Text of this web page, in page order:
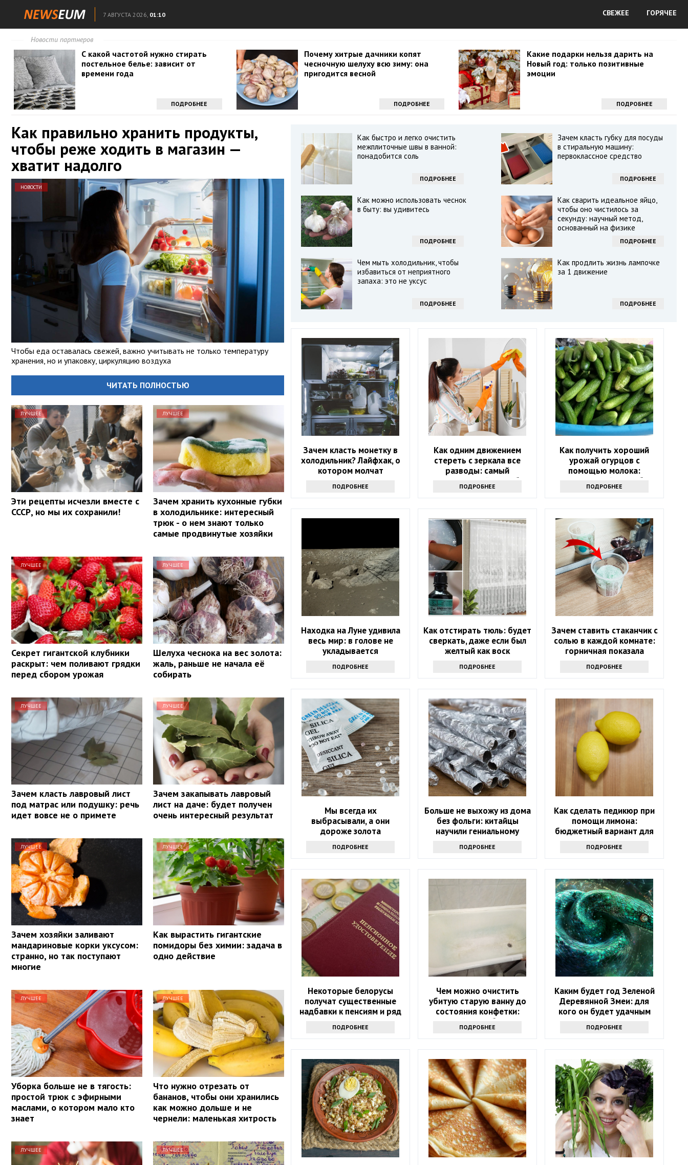
7 АВГУСТА 2026, 01:10 СВЕЖЕЕ ГОРЯЧЕЕ
Новости партнеров
С какой частотой нужно стирать
постельное белье: зависит от
времени года
ПОДРОБНЕЕ
Почему хитрые дачники копят
чесночную шелуху всю зиму: она
пригодится весной
ПОДРОБНЕЕ
Какие подарки нельзя дарить на
Новый год: только позитивные
эмоции
ПОДРОБНЕЕ
Как правильно хранить продукты,
чтобы реже ходить в магазин —
хватит надолго
НОВОСТИ
Чтобы еда оставалась свежей, важно учитывать не только температуру
хранения, но и упаковку, циркуляцию воздуха
ЧИТАТЬ ПОЛНОСТЬЮ
ЛУЧШЕЕ
Эти рецепты исчезли вместе с
СССР, но мы их сохранили!
ЛУЧШЕЕ
Зачем хранить кухонные губки
в холодильнике: интересный
трюк - о нем знают только
самые продвинутые хозяйки
ЛУЧШЕЕ
Секрет гигантской клубники
раскрыт: чем поливают грядки
перед сбором урожая
ЛУЧШЕЕ
Шелуха чеснока на вес золота:
жаль, раньше не начала её
собирать
ЛУЧШЕЕ
Зачем класть лавровый лист
под матрас или подушку: речь
идет вовсе не о примете
ЛУЧШЕЕ
Зачем закапывать лавровый
лист на даче: будет получен
очень интересный результат
ЛУЧШЕЕ
Зачем хозяйки заливают
мандариновые корки уксусом:
странно, но так поступают
многие
ЛУЧШЕЕ
Как вырастить гигантские
помидоры без химии: задача в
одно действие
ЛУЧШЕЕ
Уборка больше не в тягость:
простой трюк с эфирными
маслами, о котором мало кто
знает
ЛУЧШЕЕ
Что нужно отрезать от
бананов, чтобы они хранились
как можно дольше и не
чернели: маленькая хитрость
ЛУЧШЕЕ ЛУЧШЕЕ
Как быстро и легко очистить
межплиточные швы в ванной:
понадобится соль
ПОДРОБНЕЕ
Зачем класть губку для посуды
в стиральную машину:
первоклассное средство
ПОДРОБНЕЕ
Как можно использовать чеснок
в быту: вы удивитесь
ПОДРОБНЕЕ
Как сварить идеальное яйцо,
чтобы оно чистилось за
секунду: научный метод,
основанный на физике
ПОДРОБНЕЕ
Чем мыть холодильник, чтобы
избавиться от неприятного
запаха: это не уксус
ПОДРОБНЕЕ
Как продлить жизнь лампочке
за 1 движение
ПОДРОБНЕЕ
Зачем класть монетку в
холодильник? Лайфхак, о
котором молчат
ПОДРОБНЕЕ
Как одним движением
стереть с зеркала все
разводы: самый
эффективный способ
ПОДРОБНЕЕ
Как получить хороший
урожай огурцов с
помощью молока:
интересный способ
ПОДРОБНЕЕ
Находка на Луне удивила
весь мир: в голове не
укладывается
ПОДРОБНЕЕ
Как отстирать тюль: будет
сверкать, даже если был
желтый как воск
ПОДРОБНЕЕ
Зачем ставить стаканчик с
солью в каждой комнате:
горничная показала
ПОДРОБНЕЕ
Мы всегда их
выбрасывали, а они
дороже золота
ПОДРОБНЕЕ
Больше не выхожу из дома
без фольги: китайцы
научили гениальному
ПОДРОБНЕЕ
Как сделать педикюр при
помощи лимона:
бюджетный вариант для
ПОДРОБНЕЕ
Некоторые белорусы
получат существенные
надбавки к пенсиям и ряд
ПОДРОБНЕЕ
Чем можно очистить
убитую старую ванну до
состояния конфетки:
дешевый способ спасти
санузел
ПОДРОБНЕЕ
Каким будет год Зеленой
Деревянной Змеи: для
кого он будет удачным
ПОДРОБНЕЕ